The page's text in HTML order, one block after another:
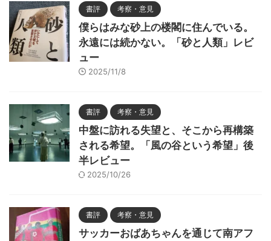
書評 考察・意見
僕らはみな砂上の楼閣に住んでいる。
永遠には続かない。「砂と人類」レビ
ュー
2025/11/8
書評 考察・意見
中盤に訪れる失望と、そこから再構築
される希望。「風の谷という希望」後
半レビュー
2025/10/26
書評 考察・意見
サッカーおばあちゃんを通じて南アフ